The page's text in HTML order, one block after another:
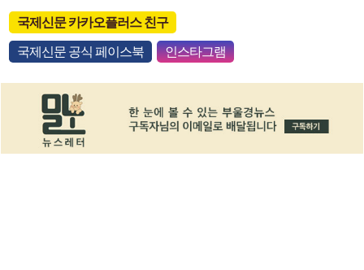
국제신문 카카오플러스 친구
국제신문 공식 페이스북 인스타그램